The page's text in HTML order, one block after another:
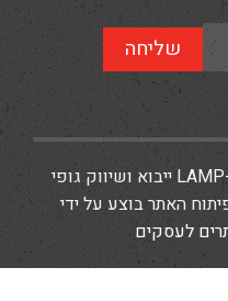
שליחה
© 2026 כל הזכויות שמורות ל-LAMP ייבוא ושיווק גופי
האתר בוצע על ידי
לעסקים